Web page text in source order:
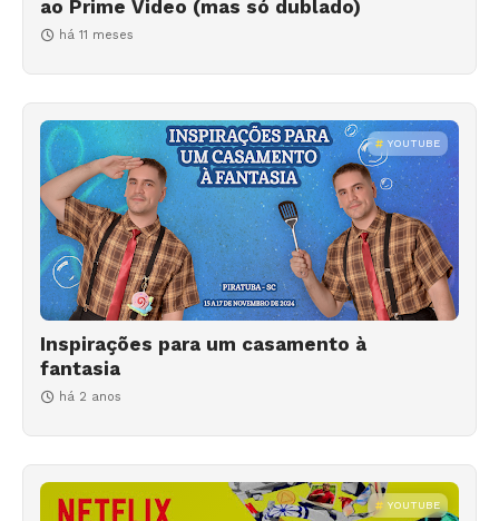
ao Prime Video (mas só dublado)
há 11 meses
YOUTUBE
Inspirações para um casamento à
fantasia
há 2 anos
YOUTUBE